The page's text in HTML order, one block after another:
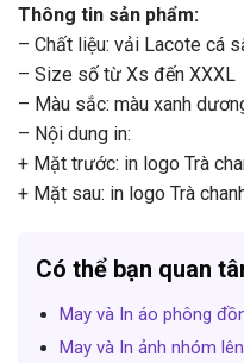
Thông tin sản phẩm:
– Chất liệu: vải Lacote cá
– Size số từ Xs đến XXXL
– Màu sắc: màu xanh
– Nội dung in:
+ Mặt trước: in logo Trà
+ Mặt sau: in logo Trà
Có thể bạn quan
May và In áo phông
May và In ảnh nhóm